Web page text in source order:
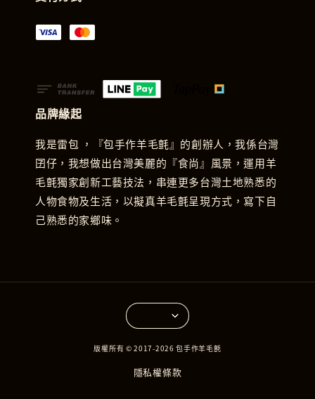
品牌緣起
我是雷包 ，『包手作羊毛氈』的創辦人，我係台灣
囝仔，我想做出台灣美麗的『食尚』風景，運用羊
毛氈獨家創新工藝技法，串連更多台灣土地熟悉的
人物食物及生活，以擬真羊毛氈呈現方式，寫下自
己熟悉的家鄉味。
版權所有 © 2017-2026 包手作羊毛氈
隱私權條款